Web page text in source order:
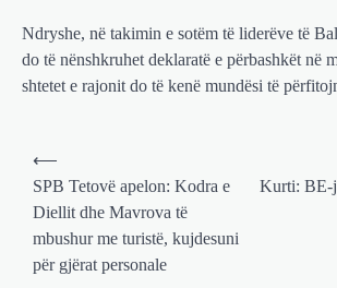
Ndryshe, në takimin e sotëm të liderëve të
do të nënshkruhet deklaratë e përbashkët në
shtetet e rajonit do të kenë mundësi të
Post
navigation
⟵
SPB Tetovë apelon: Kodra e
Diellit dhe Mavrova të
mbushur me turistë, kujdesuni
për gjërat personale
Kurti: BE-
BOTA
RAJONI